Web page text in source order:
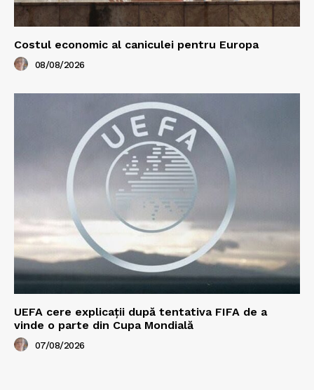
Costul economic al caniculei pentru Europa
08/08/2026
UEFA cere explicații după tentativa FIFA de a
vinde o parte din Cupa Mondială
07/08/2026